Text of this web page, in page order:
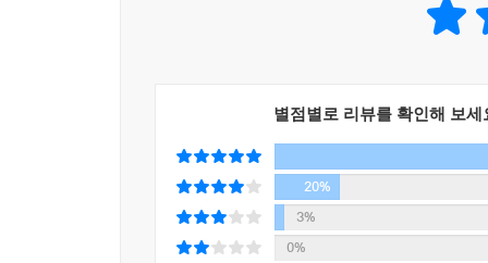
사람들로 이루어진 모니터 요원까지 고양이 마니
별점별로 리뷰를 확인해 보세
20%
3%
0%